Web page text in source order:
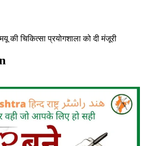
की चिकित्सा प्रयोगशाला को दी मंजूरी